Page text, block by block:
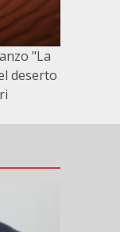
"La
deserto